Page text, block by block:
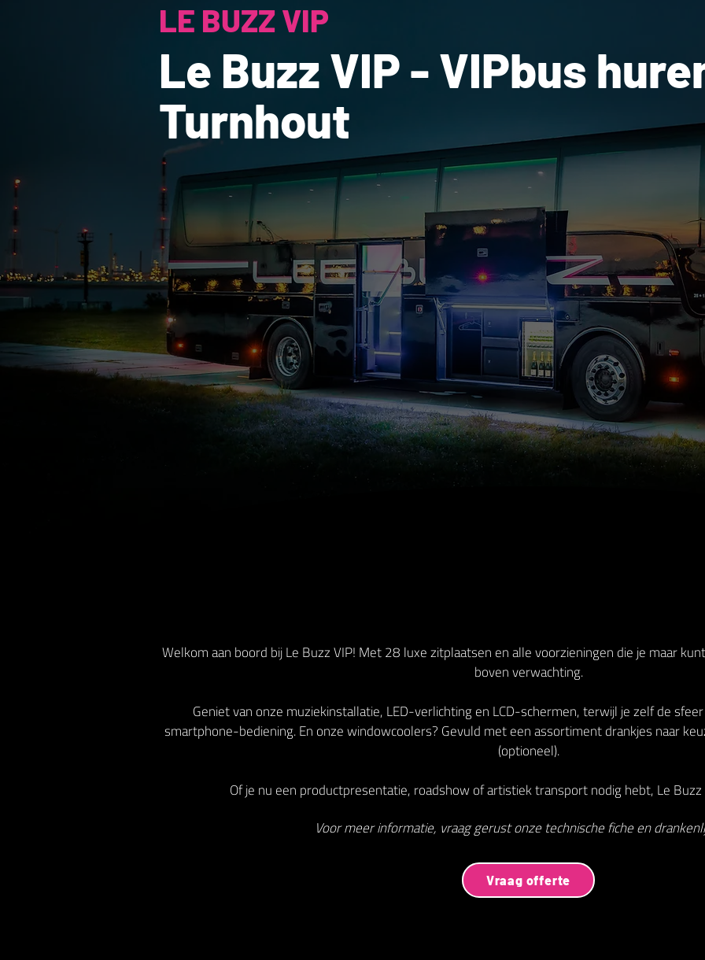
LE BUZZ VIP
Le Buzz VIP - VIPbus
Turnhout
Welkom aan boord bij Le Buzz VIP! Met 28 luxe zitplaatsen en alle voorzieningen die je maar
boven verwachting.
Geniet van onze muziekinstallatie, LED-verlichting en LCD-schermen, terwijl je zelf de
smartphone-bediening. En onze windowcoolers? Gevuld met een assortiment drankjes naar
(optioneel).
Of je nu een productpresentatie, roadshow of artistiek transport nodig hebt, Le
Voor meer informatie, vraag gerust onze technische fiche en
Vraag offerte